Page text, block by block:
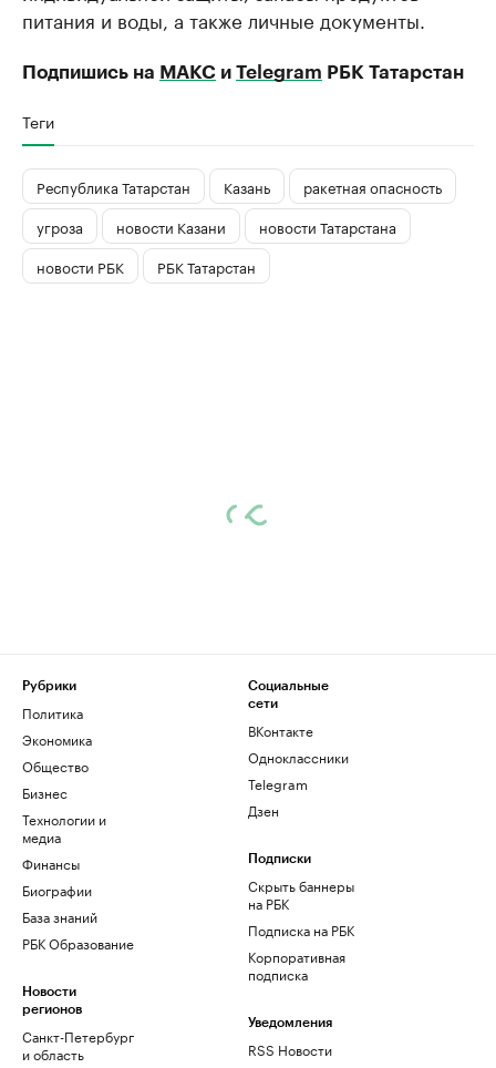
питания и воды, а также личные документы.
Подпишись на МАКС и Telegram РБК Татарстан
Теги
Республика Татарстан Казань
ракетная опасность
угроза
новости Казани
новости Татарстана
новости РБК
РБК Татарстан
Рубрики
Политика
Экономика
Общество
Бизнес
Технологии и
медиа
Финансы
Биографии
База знаний
РБК Образование
Новости
регионов
Санкт-Петербург
и область
Социальные
сети
ВКонтакте
Одноклассники
Telegram
Дзен
Подписки
Скрыть баннеры
на РБК
Подписка на РБК
Корпоративная
подписка
Уведомления
RSS Новости